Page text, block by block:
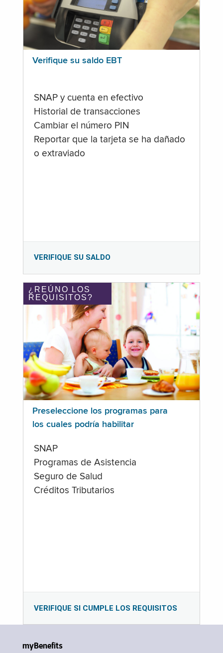
Verifique su saldo EBT
SNAP y cuenta en efectivo
Historial de transacciones
Cambiar el número PIN
Reportar que la tarjeta se ha dañado
o extraviado
VERIFIQUE SU SALDO
¿REÚNO LOS
REQUISITOS?
Preseleccione los programas para
los cuales podría habilitar
SNAP
Programas de Asistencia
Seguro de Salud
Créditos Tributarios
VERIFIQUE SI CUMPLE LOS REQUISITOS
myBenefits